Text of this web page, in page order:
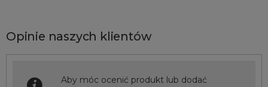
Opinie naszych klientów
Aby móc ocenić produkt lub dodać